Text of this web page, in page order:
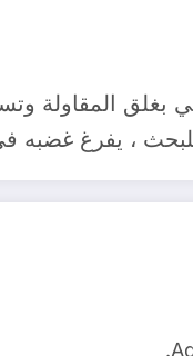
المقاولة
، يفرغ غضبه